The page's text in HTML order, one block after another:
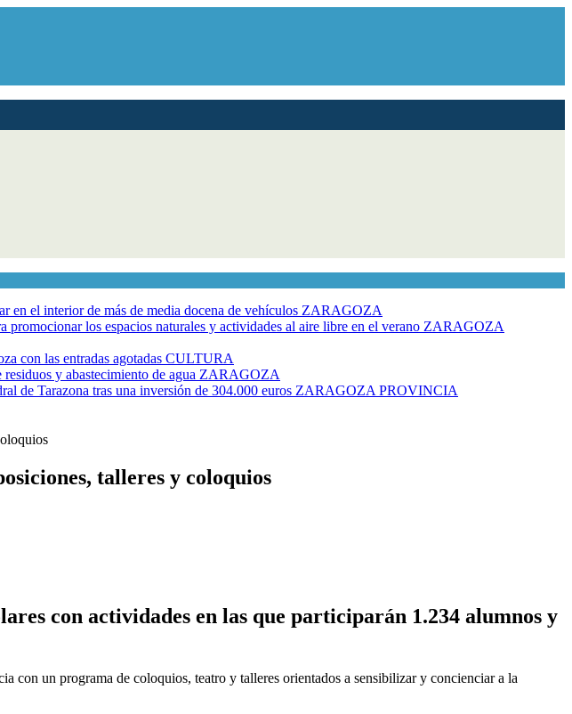
en el interior de más de media docena de vehículos ZARAGOZA
promocionar los espacios naturales y actividades al aire libre en el verano ZARAGOZA
con las entradas agotadas CULTURA
y abastecimiento de agua ZARAGOZA
de Tarazona tras una inversión de 304.000 euros ZARAGOZA PROVINCIA
talleres y coloquios
con actividades en las que participarán 1.234 alumnos y
con un programa de coloquios, teatro y talleres orientados a sensibilizar y concienciar a la